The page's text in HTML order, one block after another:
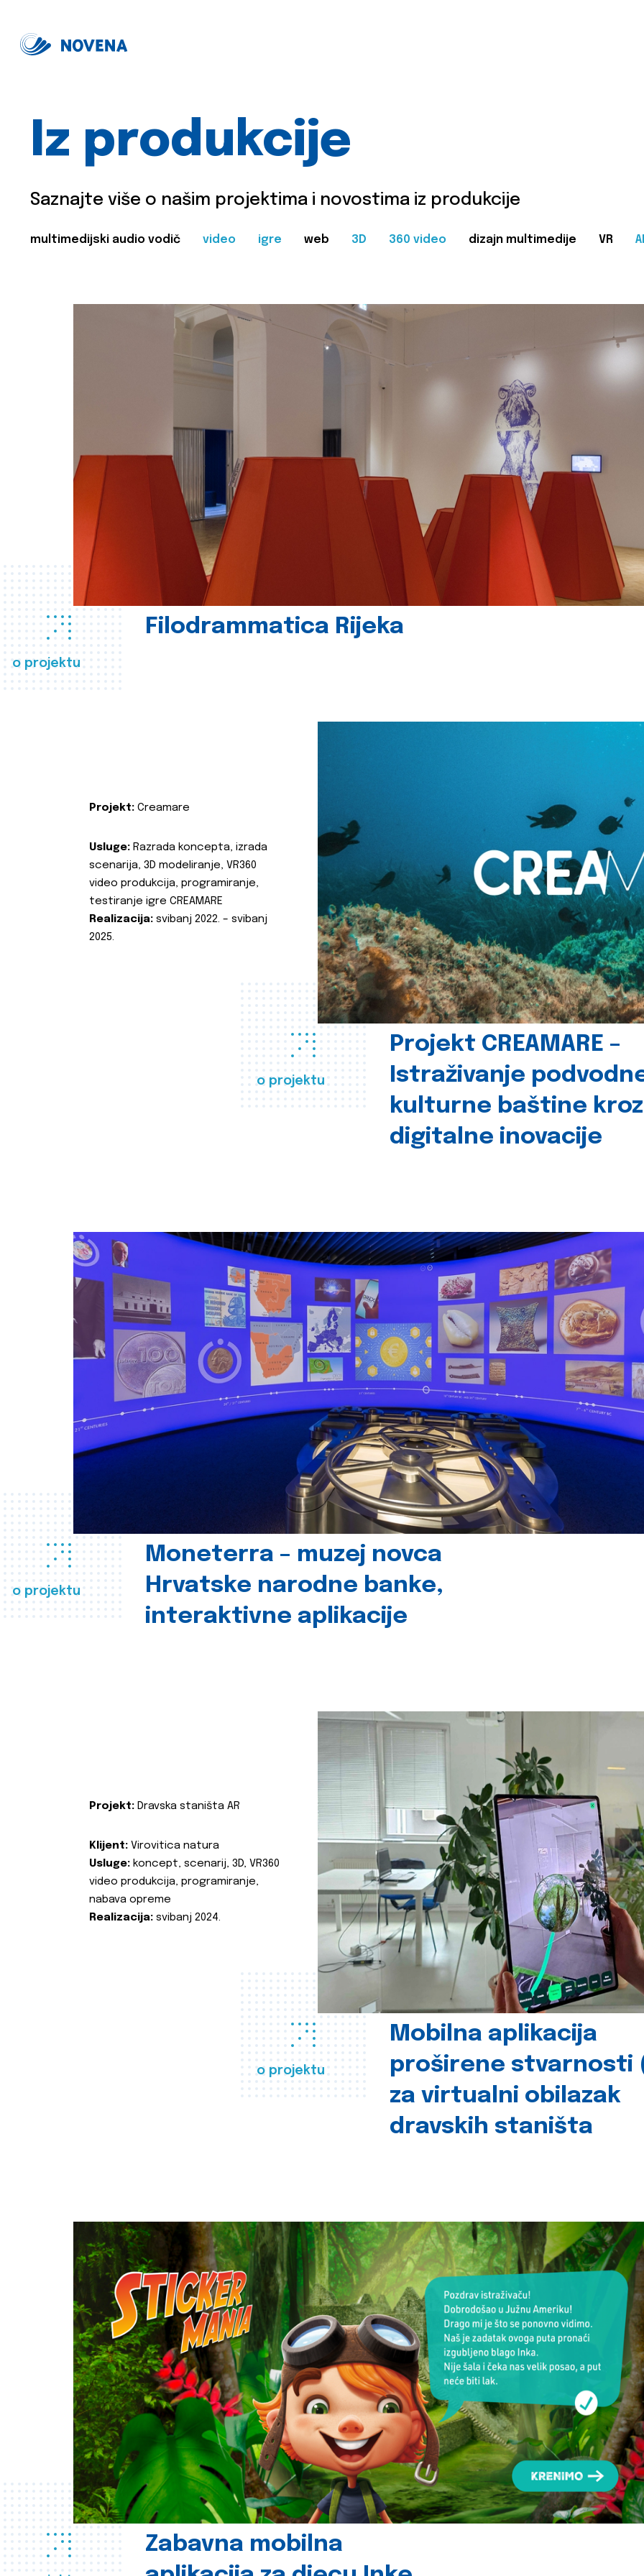
Iz produkcije
Saznajte više o našim projektima i novostima iz produkcije
multimedijski audio vodič video igre web 3D 360 video dizajn multimedije VR
o projektu
Filodrammatica Rijeka
o projektu
Projekt CREAMARE –
Istraživanje
kulturne baštine kroz
digitalne inovacije
Projekt: Creamare
Usluge: Razrada koncepta, izrada
scenarija, 3D modeliranje, VR360
video produkcija, programiranje,
testiranje igre CREAMARE
Realizacija: svibanj 2022. – svibanj
2025.
o projektu
Moneterra – muzej novca
Hrvatske narodne banke,
interaktivne aplikacije
o projektu
Mobilna aplikacija
proširene stvarnosti
za virtualni obilazak
dravskih staništa
Projekt: Dravska staništa AR
Klijent: Virovitica natura
Usluge: koncept, scenarij, 3D, VR360
video produkcija, programiranje,
nabava opreme
Realizacija: svibanj 2024.
Zabavna mobilna